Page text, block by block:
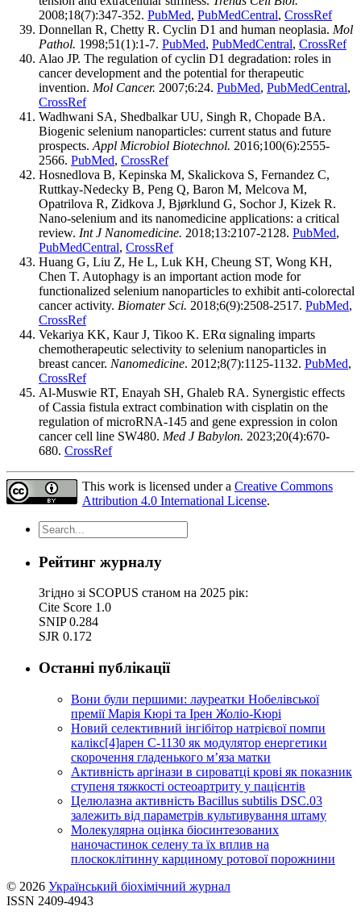
2008;18(7):347-352. PubMed, PubMedCentral, CrossRef
Donnellan R, Chetty R. Cyclin D1 and human neoplasia. Mol
Pathol. 1998;51(1):1-7. PubMed, PubMedCentral, CrossRef
Alao JP. The regulation of cyclin D1 degradation: roles in
cancer development and the potential for therapeutic
invention. Mol Cancer. 2007;6:24. PubMed, PubMedCentral,
CrossRef
Wadhwani SA, Shedbalkar UU, Singh R, Chopade BA.
Biogenic selenium nanoparticles: current status and future
prospects. Appl Microbiol Biotechnol. 2016;100(6):2555-
2566. PubMed, CrossRef
Hosnedlova B, Kepinska M, Skalickova S, Fernandez C,
Ruttkay-Nedecky B, Peng Q, Baron M, Melcova M,
Opatrilova R, Zidkova J, Bjørklund G, Sochor J, Kizek R.
Nano-selenium and its nanomedicine applications: a critical
review. Int J Nanomedicine. 2018;13:2107-2128. PubMed,
PubMedCentral, CrossRef
Huang G, Liu Z, He L, Luk KH, Cheung ST, Wong KH,
Chen T. Autophagy is an important action mode for
functionalized selenium nanoparticles to exhibit anti-colorectal
cancer activity. Biomater Sci. 2018;6(9):2508-2517. PubMed,
CrossRef
Vekariya KK, Kaur J, Tikoo K. ERα signaling imparts
chemotherapeutic selectivity to selenium nanoparticles in
breast cancer. Nanomedicine. 2012;8(7):1125-1132. PubMed,
CrossRef
Al-Muswie RT, Enayah SH, Ghaleb RA. Synergistic effects
of Cassia fistula extract combination with cisplatin on the
regulation of microRNA-145 and gene expression in colon
cancer cell line SW480. Med J Babylon. 2023;20(4):670-
680. CrossRef
This work is licensed under a Creative Commons
Attribution 4.0 International License.
Рейтинг журналу
Згідно зі SCOPUS станом на 2025 рік:
Cite Score 1.0
SNIP 0.284
SJR 0.172
Останні публікації
Вони були першими: лауреатки Нобелівської
премії Марія Кюрі та Ірен Жоліо-Кюрі
Новий cелективний інгібітор натрієвої помпи
калікс[4]арен C-1130 як модулятор енергетики
скорочення гладенького м’яза матки
Активність аргінази в сироватці крові як показник
ступеня тяжкості остеоартриту у пацієнтів
Целюлазна активність Bacillus subtilis DSC.03
залежить від параметрів культивування штаму
Молекулярна оцінка біосинтезованих
наночастинок селену та їх вплив на
плоскоклітинну карциному ротової порожнини
© 2026 Український біохімічний журнал
ISSN 2409-4943